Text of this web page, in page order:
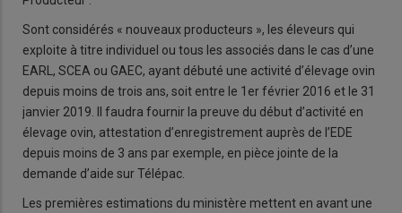
Sont considérés « nouveaux producteurs », les éleveurs qui
exploite à titre individuel ou tous les associés dans le cas d’une
EARL, SCEA ou GAEC, ayant débuté une activité d’élevage ovin
depuis moins de trois ans, soit entre le 1er février 2016 et le 31
janvier 2019. Il faudra fournir la preuve du début d’activité en
élevage ovin, attestation d’enregistrement auprès de l’EDE
depuis moins de 3 ans par exemple, en pièce jointe de la
demande d’aide sur Télépac.
Les premières estimations du ministère mettent en avant une